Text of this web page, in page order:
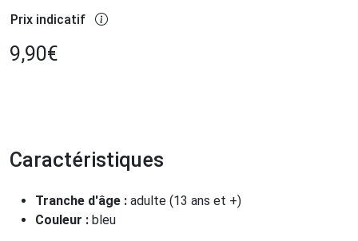
Prix indicatif
9,90€
Caractéristiques
Tranche d'âge : adulte (13 ans et +)
Couleur : bleu